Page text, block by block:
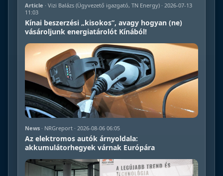
Article · Vizi Balázs (Ügyvezető igazgató, TN Energy) · 2026-07-13
11:03
Kínai beszerzési „kisokos”, avagy hogyan (ne)
vásároljunk energiatárolót Kínából!
News · NRGreport · 2026-08-06 06:05
Az elektromos autók árnyoldala:
akkumulátorhegyek várnak Európára